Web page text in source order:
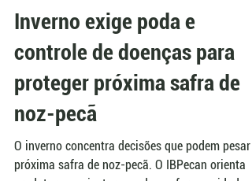
IBPecan
Inverno exige poda e
controle de doenças para
proteger próxima safra de
noz-pecã